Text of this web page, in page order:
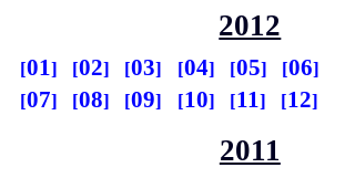
2012
01 02 03 04 05
06
07
08 09 10 11 12
2011